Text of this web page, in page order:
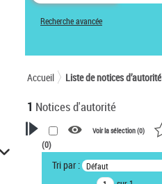
Recherche avancée
Accueil Liste de notices d’autorité
1 Notices d'autorité
VOTRE RECHERCHE
Recherche avancée dans les
Voir la sélection (0)
(0)
Tri par : Défaut